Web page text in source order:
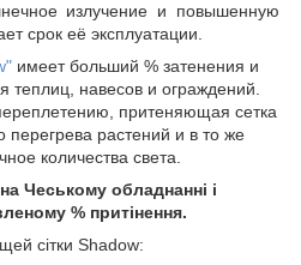
излучение и повышенную
срок её эксплуатации.
имеет больший % затенения и
теплиц, навесов и ограждений.
притеняющая сетка
перегрева растений и в то же
количества света.
Чеському обладнанні і
% притінення.
сітки Shadow: